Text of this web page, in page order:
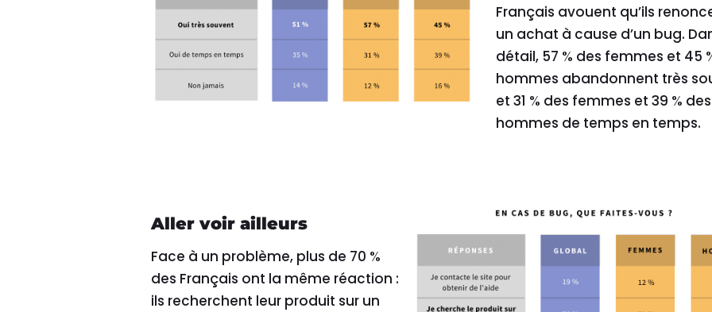
Français avouent qu’ils
un achat à cause d’un bug.
détail, 57 % des femmes et 45
hommes abandonnent très
et 31 % des femmes et 39 % des
hommes de temps en temps.
Aller voir ailleurs
Face à un problème, plus de 70 %
des Français ont la même réaction :
ils recherchent leur produit sur un